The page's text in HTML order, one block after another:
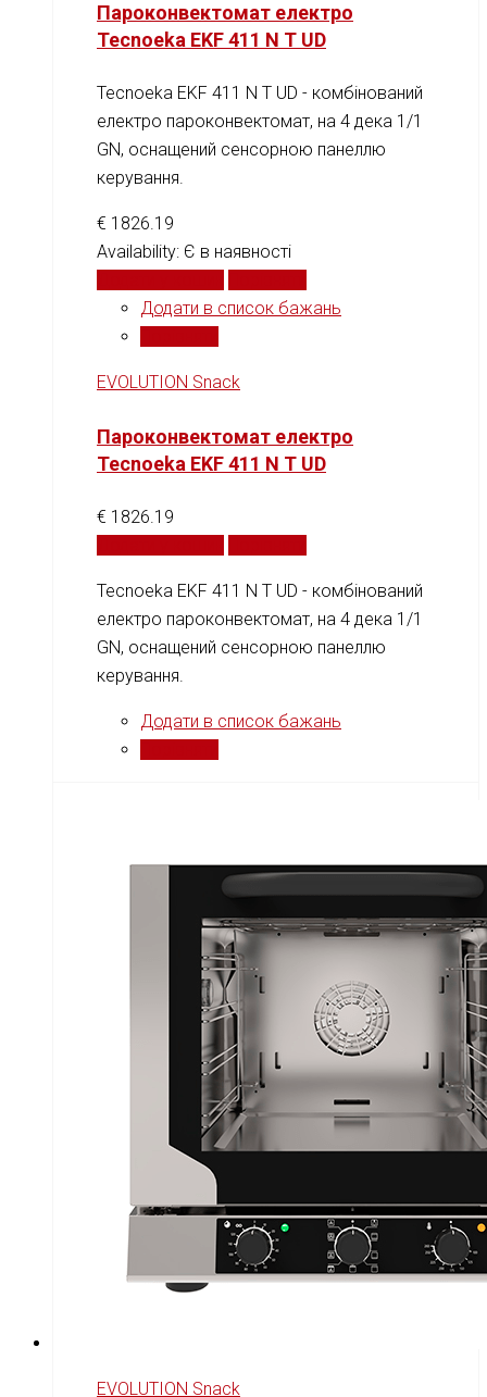
Пароконвектомат електро
Tecnoeka EKF 411 N T UD
Tecnoeka EKF 411 N T UD - комбінований
електро пароконвектомат, на 4 дека 1/1
GN, оснащений cенсорною панеллю
керування.
€ 1826.19
Availability: Є в наявності
Додати в список бажань
EVOLUTION Snack
Пароконвектомат електро
Tecnoeka EKF 411 N T UD
€ 1826.19
Tecnoeka EKF 411 N T UD - комбінований
електро пароконвектомат, на 4 дека 1/1
GN, оснащений cенсорною панеллю
керування.
Додати в список бажань
EVOLUTION Snack